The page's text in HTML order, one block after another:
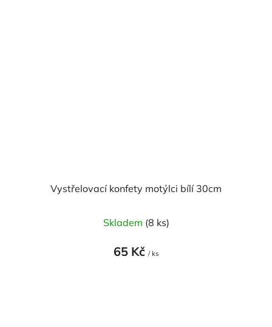
Vystřelovací konfety motýlci bílí 30cm
Skladem (8 ks)
65 Kč / ks